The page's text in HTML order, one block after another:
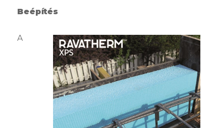
Beépítés
A